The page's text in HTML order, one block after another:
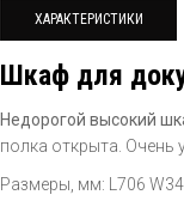
ХАРАКТЕРИСТИКИ
Шкаф для
Недорогой высокий
полка открыта. Очень
Размеры, мм: L706